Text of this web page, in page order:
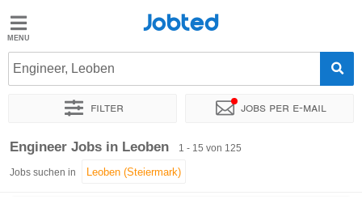
Jobted
Jobs
Jobted
Engineer, Leoben
Filter Jobs per e-mail
Sortieren nach Genauer Standort Unternehmen
Engineer Jobs in Leoben 1 - 15 von 125
Jobs suchen in